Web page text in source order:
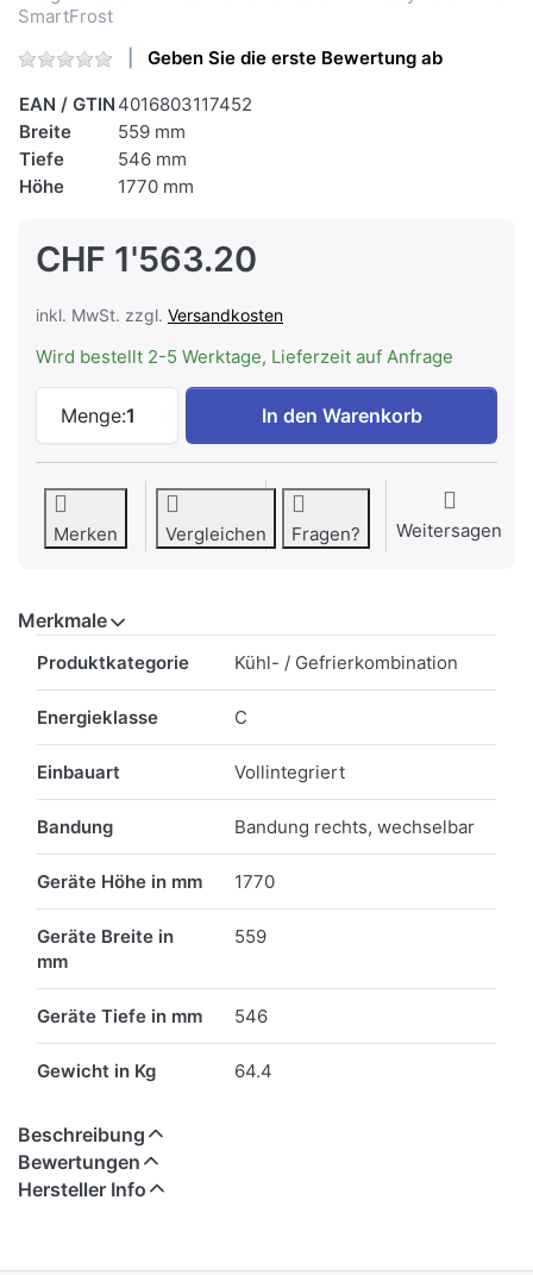
SmartFrost
Geben Sie die erste Bewertung ab
EAN / GTIN 4016803117452
Breite
559 mm
Tiefe
546 mm
Höhe
1770 mm
CHF 1'563.20
inkl. MwSt. zzgl. Versandkosten
Wird bestellt 2-5 Werktage, Lieferzeit auf Anfrage
Menge:1
LIEBHERR ICc 5123-22 Einbau Kühl-
In den Warenkorb
Merken Vergleichen Fragen? Weitersagen
Merkmale
Produktkategorie Kühl- / Gefrierkombination
Energieklasse C
Einbauart Vollintegriert
Bandung Bandung rechts, wechselbar
Geräte Höhe in mm 1770
Geräte Breite in
mm
559
Geräte Tiefe in mm 546
Gewicht in Kg 64.4
Beschreibung
Bewertungen
Hersteller Info